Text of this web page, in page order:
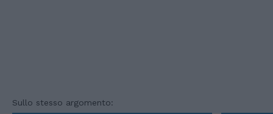
Sullo stesso argomento: